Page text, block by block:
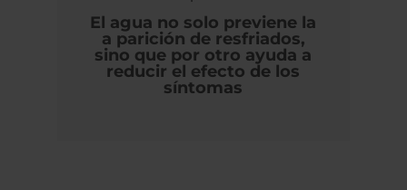
El agua no solo previene la
a parición de resfriados,
sino que por otro ayuda a
reducir el efecto de los
síntomas